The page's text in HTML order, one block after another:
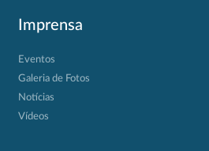
Imprensa
Eventos
Galeria de Fotos
Notícias
Vídeos